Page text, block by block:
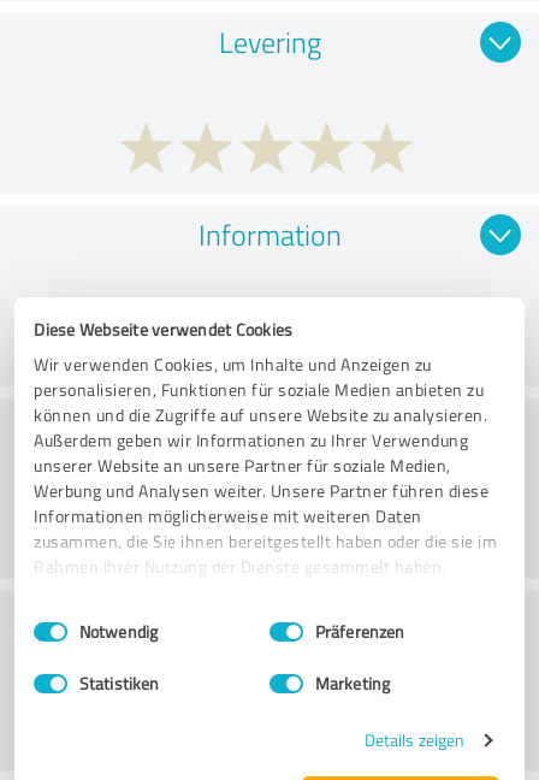
Diese Webseite verwendet Cookies
Wir verwenden Cookies, um Inhalte und Anzeigen zu
personalisieren, Funktionen für soziale Medien anbieten zu
können und die Zugriffe auf unsere Website zu analysieren.
Außerdem geben wir Informationen zu Ihrer Verwendung
unserer Website an unsere Partner für soziale Medien,
Werbung und Analysen weiter. Unsere Partner führen diese
Informationen möglicherweise mit weiteren Daten
zusammen, die Sie ihnen bereitgestellt haben oder die sie im
Rahmen Ihrer Nutzung der Dienste gesammelt haben.
Impressum Datenschutzbestimmungen
Einwilligungsauswahl
Notwendig Präferenzen
Statistiken Marketing
Details zeigen
Levering
Information
Hjemmeside
Kundeservice